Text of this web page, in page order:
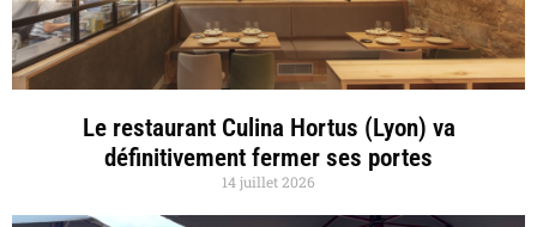
Le restaurant Culina Hortus (Lyon) va
définitivement fermer ses portes
14 juillet 2026